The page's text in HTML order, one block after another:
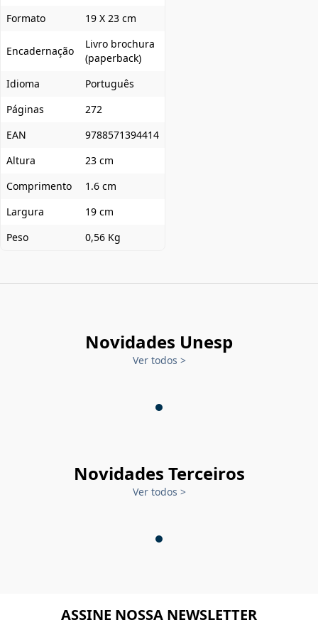
Formato
19 X 23 cm
Encadernação
Livro brochura
(paperback)
Idioma
Português
Páginas
272
EAN
9788571394414
Altura
23 cm
Comprimento
1.6 cm
Largura
19 cm
Peso
0,56 Kg
Novidades Unesp
Ver todos >
Novidades Terceiros
Ver todos >
ASSINE NOSSA NEWSLETTER